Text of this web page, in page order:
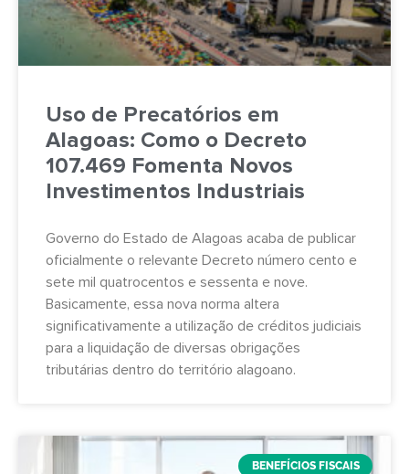
Uso de Precatórios em
Alagoas: Como o Decreto
107.469 Fomenta Novos
Investimentos Industriais
Governo do Estado de Alagoas acaba de publicar
oficialmente o relevante Decreto número cento e
sete mil quatrocentos e sessenta e nove.
Basicamente, essa nova norma altera
significativamente a utilização de créditos judiciais
para a liquidação de diversas obrigações
tributárias dentro do território alagoano.
BENEFÍCIOS FISCAIS